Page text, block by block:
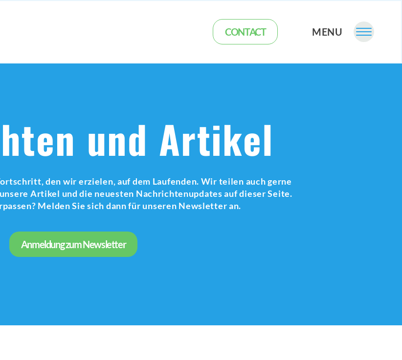
CONTACT MENU
und Artikel
den wir erzielen, auf dem Laufenden. Wir teilen auch gerne
Artikel und die neuesten Nachrichtenupdates auf dieser Seite.
Melden Sie sich dann für unseren Newsletter an.
Anmeldung zum Newsletter